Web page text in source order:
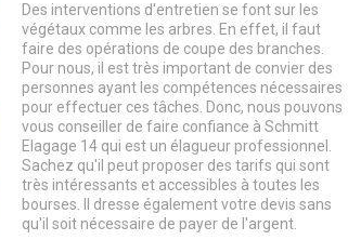
Des interventions d'entretien se font sur les
végétaux comme les arbres. En effet, il faut
faire des opérations de coupe des branches.
Pour nous, il est très important de convier des
personnes ayant les compétences nécessaires
pour effectuer ces tâches. Donc, nous pouvons
vous conseiller de faire confiance à Schmitt
Elagage 14 qui est un élagueur professionnel.
Sachez qu'il peut proposer des tarifs qui sont
très intéressants et accessibles à toutes les
bourses. Il dresse également votre devis sans
qu'il soit nécessaire de payer de l'argent.